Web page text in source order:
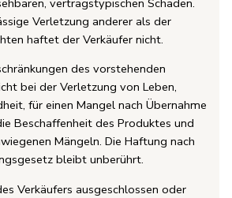
Verletzung anderer als der
haftet der Verkäufer nicht.
des vorstehenden
bei der Verletzung von Leben,
für einen Mangel nach Übernahme
Beschaffenheit des Produktes und
Mängeln. Die Haftung nach
bleibt unberührt.
Verkäufers ausgeschlossen oder